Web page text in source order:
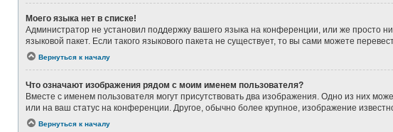
Моего языка нет в списке!
Администратор не установил поддержку вашего языка на конференции, или же просто
языковой пакет. Если такого языкового пакета не существует, то вы сами можете
Вернуться к началу
Что означают изображения рядом с моим именем пользователя?
Вместе с именем пользователя могут присутствовать два изображения. Одно из них
или на ваш статус на конференции. Другое, обычно более крупное, изображение
Вернуться к началу